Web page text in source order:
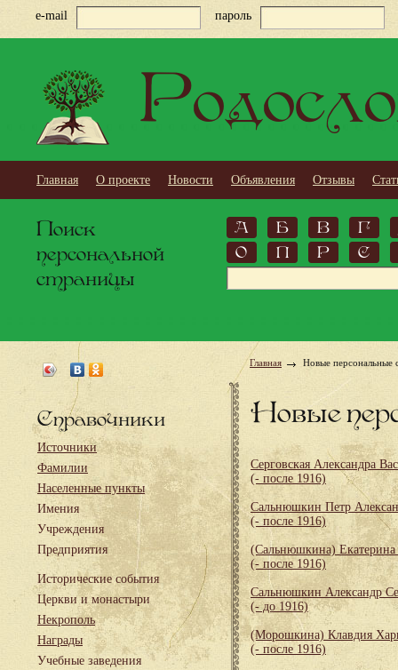
e-mail пароль
Главная О проекте Новости Объявления Отзывы
Поиск
персональной
страницы
А Б В
Г
О
П Р С
Справочники
Источники
Фамилии
Населенные пункты
Имения
Учреждения
Предприятия
Исторические события
Церкви и монастыри
Некрополь
Награды
Учебные заведения
Главная Новые персональные
Новые
Серговская Александра
(- после 1916)
Сальнюшкин Петр
(- после 1916)
(Сальнюшкина) Екатерина
(- после 1916)
Сальнюшкин Александр
(- до 1916)
(Морошкина) Клавдия
(- после 1916)